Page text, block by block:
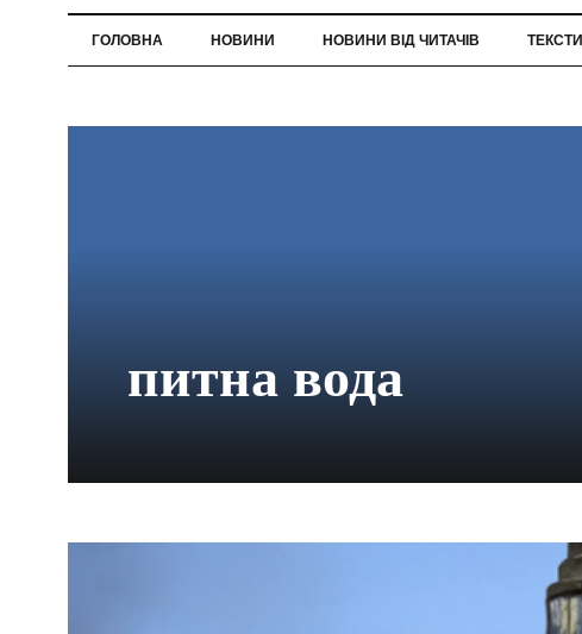
ГОЛОВНА НОВИНИ НОВИНИ ВІД ЧИТАЧІВ ТЕКСТИ
питна вода